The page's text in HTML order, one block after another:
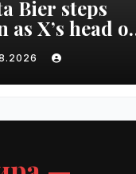
Bier steps
as X’s head of
| VseTime.ru